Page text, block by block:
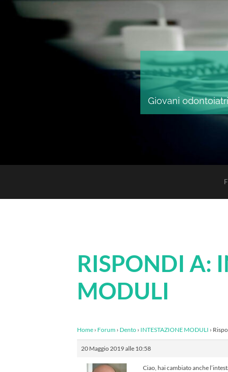
Giovani
RISPONDI A:
MODULI
Home › Forum › Dento › INTESTAZIONE MODULI ›
20 Maggio 2019 alle 10:58
Ciao, hai cambiato anche